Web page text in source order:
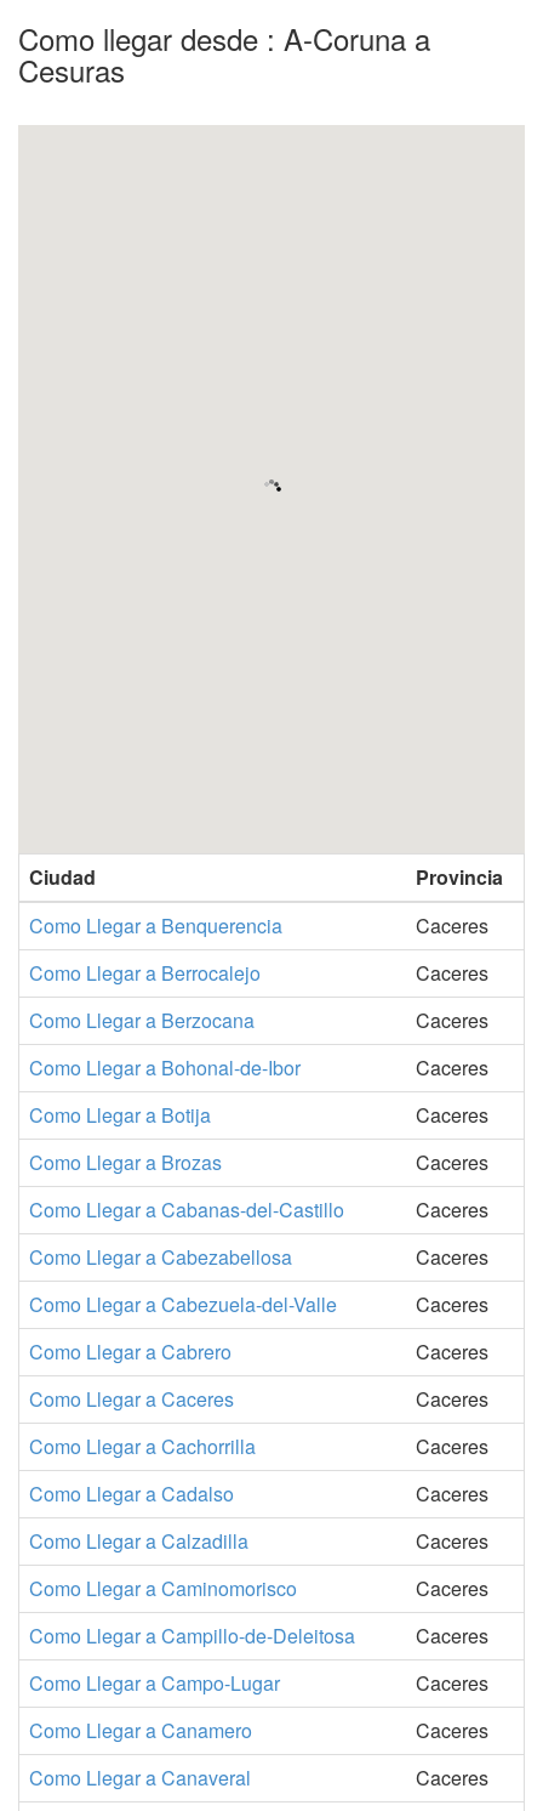
Como llegar desde : A-Coruna a
Cesuras
Ciudad
Provincia
Como Llegar a Benquerencia
Caceres
Como Llegar a Berrocalejo
Caceres
Como Llegar a Berzocana
Caceres
Como Llegar a Bohonal-de-Ibor
Caceres
Como Llegar a Botija
Caceres
Como Llegar a Brozas
Caceres
Como Llegar a Cabanas-del-Castillo
Caceres
Como Llegar a Cabezabellosa
Caceres
Como Llegar a Cabezuela-del-Valle
Caceres
Como Llegar a Cabrero
Caceres
Como Llegar a Caceres
Caceres
Como Llegar a Cachorrilla
Caceres
Como Llegar a Cadalso
Caceres
Como Llegar a Calzadilla
Caceres
Como Llegar a Caminomorisco
Caceres
Como Llegar a Campillo-de-Deleitosa
Caceres
Como Llegar a Campo-Lugar
Caceres
Como Llegar a Canamero
Caceres
Como Llegar a Canaveral
Caceres